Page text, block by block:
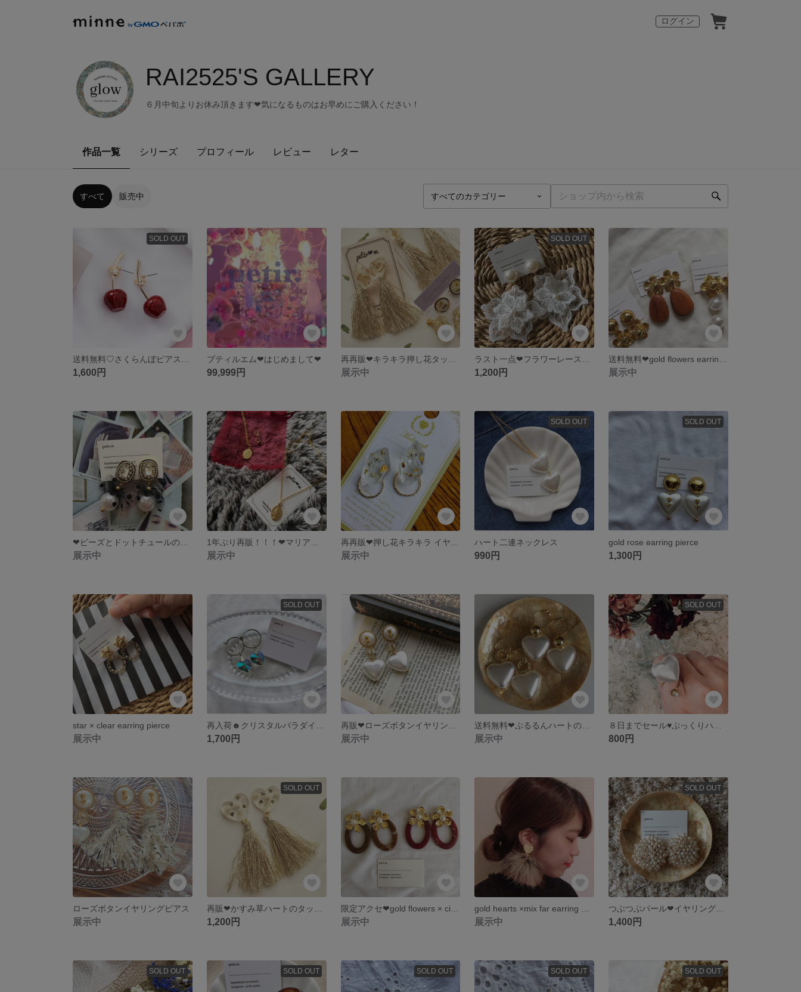
ログイン
RAI2525'S GALLERY
６月中旬よりお休み頂きます❤︎気になるものはお早めにご購入ください！
作品一覧 シリーズ プロフィール レビュー レター
すべて 販売中
SOLD OUT
1,600円
プティルエム❤︎はじめまして❤︎
99,999円 展示中
SOLD OUT
1,200円 展示中
展示中 展示中 展示中
SOLD OUT
ハート二連ネックレス
990円
SOLD OUT
gold rose earring pierce
1,300円
star × clear earring pierce
展示中
SOLD OUT
1,700円 展示中 展示中
SOLD OUT
800円
ローズボタンイヤリングピアス
展示中
SOLD OUT
1,200円 展示中 展示中
SOLD OUT
1,400円
SOLD OUT SOLD OUT SOLD OUT SOLD OUT SOLD OUT